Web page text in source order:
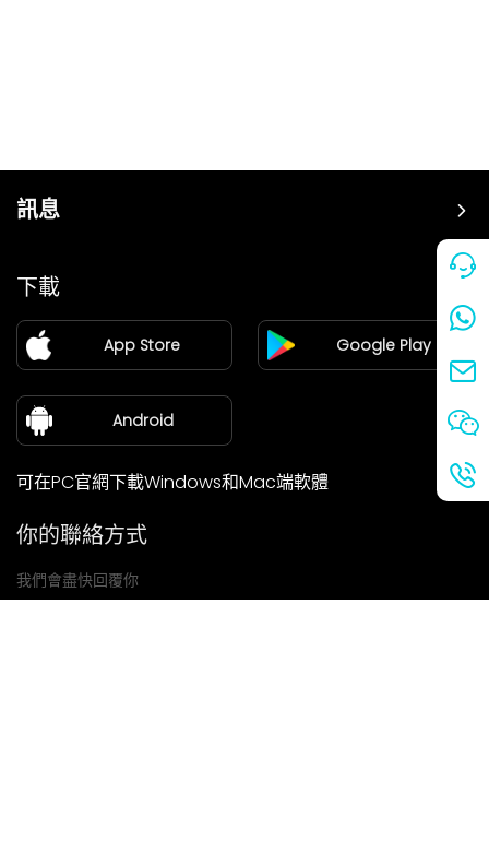
訊息
價格
加盟
新聞中心
關於我們
下載
App Store Google Play
Android
可在PC官網下載Windows和Mac端軟體
你的聯絡方式
我們會盡快回覆你